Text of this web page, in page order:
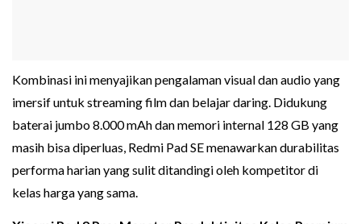
Kombinasi ini menyajikan pengalaman visual dan audio yang
imersif untuk streaming film dan belajar daring. Didukung
baterai jumbo 8.000 mAh dan memori internal 128 GB yang
masih bisa diperluas, Redmi Pad SE menawarkan durabilitas
performa harian yang sulit ditandingi oleh kompetitor di
kelas harga yang sama.